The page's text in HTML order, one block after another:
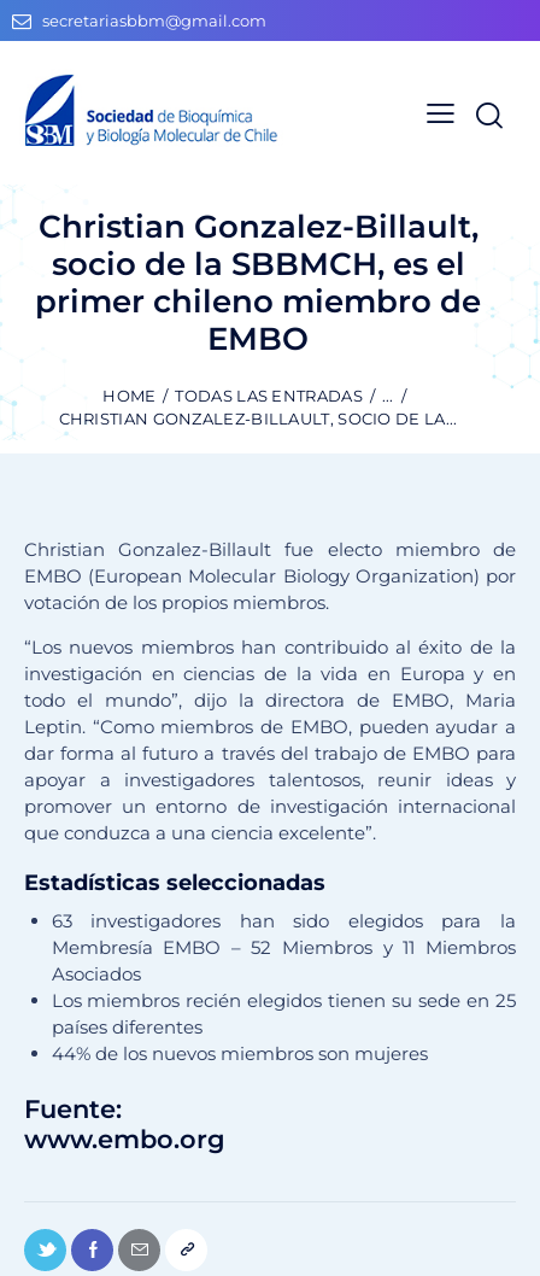
secretariasbbm@gmail.com
Christian Gonzalez-Billault,
socio de la SBBMCH, es el
primer chileno miembro de
EMBO
HOME TODAS LAS ENTRADAS
...
CHRISTIAN GONZALEZ-BILLAULT, SOCIO DE LA...
Christian Gonzalez-Billault fue electo miembro de
EMBO (European Molecular Biology Organization) por
votación de los propios miembros.
“Los nuevos miembros han contribuido al éxito de la
investigación en ciencias de la vida en Europa y en
todo el mundo”, dijo la directora de EMBO, Maria
Leptin. “Como miembros de EMBO, pueden ayudar a
dar forma al futuro a través del trabajo de EMBO para
apoyar a investigadores talentosos, reunir ideas y
promover un entorno de investigación internacional
que conduzca a una ciencia excelente”.
Estadísticas seleccionadas
63 investigadores han sido elegidos para la
Membresía EMBO – 52 Miembros y 11 Miembros
Asociados
Los miembros recién elegidos tienen su sede en 25
países diferentes
44% de los nuevos miembros son mujeres
Fuente:
www.embo.org